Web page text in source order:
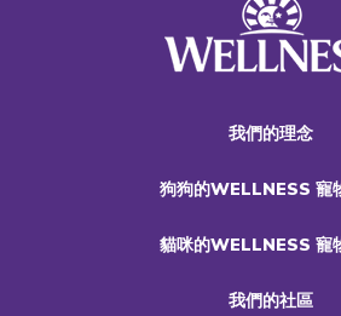
我們的理念
狗狗的WELLNESS 寵
貓咪的WELLNESS 寵
我們的社區